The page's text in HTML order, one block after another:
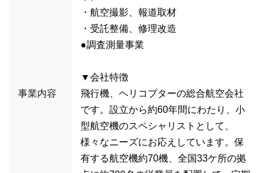
事業内容
・航空撮影、報道取材
・受託整備、修理改造
●調査測量事業
▼会社特徴
飛行機、ヘリコプターの総合航空会社
です。設立から約60年間にわたり、小
型航空機のスペシャリストとして、
様々なニーズにお応えしています。保
有する航空機約70機、全国33ケ所の拠